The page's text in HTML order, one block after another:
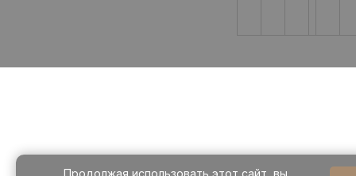
Продолжая использовать этот сайт, вы